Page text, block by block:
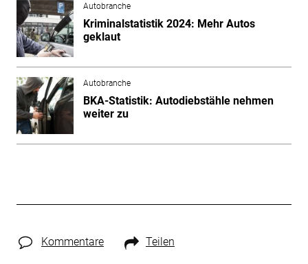
Autobranche
Kriminalstatistik 2024: Mehr Autos
geklaut
Autobranche
BKA-Statistik: Autodiebstähle nehmen
weiter zu
Kommentare Teilen